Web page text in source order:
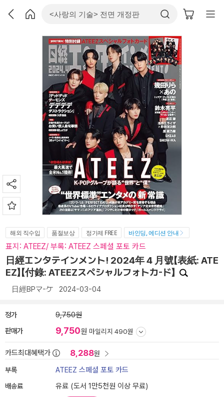
해외 직수입 품절보상 정가제 FREE 바인딩, 에디션 안내
표지: ATEEZ/ 부록: ATEEZ 스페셜 포토 카드
日經エンタテインメント! 2024年 4 月號【表紙: ATE
EZ】【付錄: ATEEZスペシャルフォトカ-ド】
日經BPマ-ケ 2024-03-04
정가 9,750원
판매가 9,750원 마일리지 490원
카드최대혜택가 8,288원
부록 ATEEZ 스페셜 포토 카드
배송료
유료 (도서 1만5천원 이상 무료)